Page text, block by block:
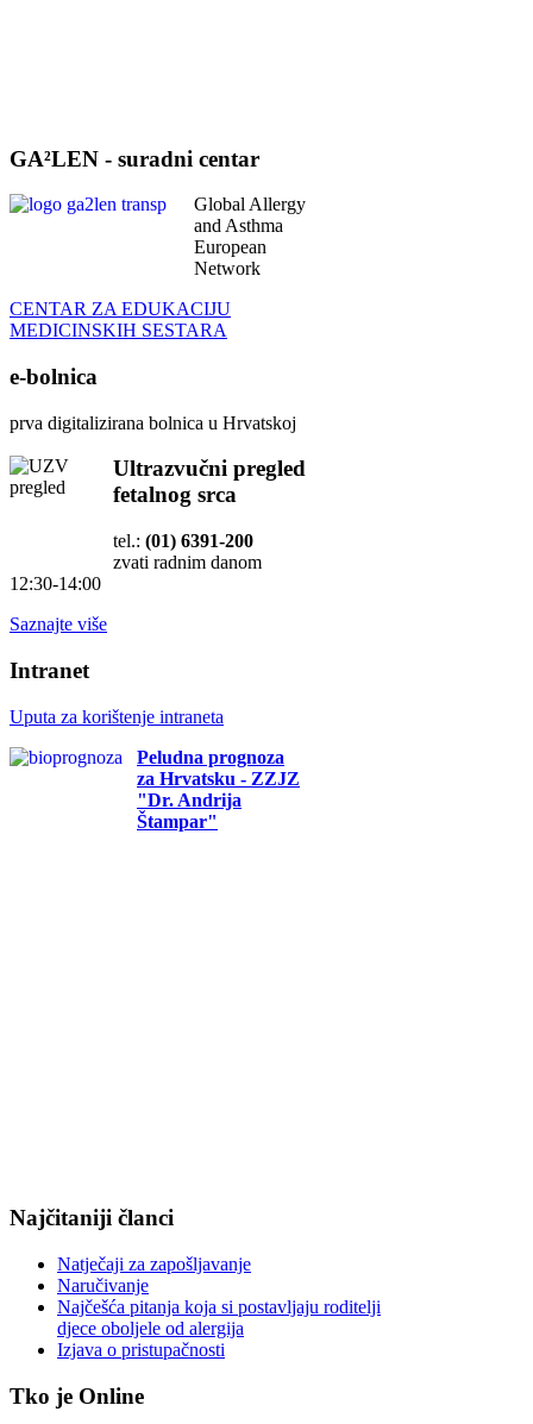
GA²LEN - suradni centar
Global Allergy
and Asthma
European
Network
CENTAR ZA EDUKACIJU
MEDICINSKIH SESTARA
e-bolnica
prva digitalizirana bolnica u Hrvatskoj
Ultrazvučni pregled
fetalnog srca
tel.: (01) 6391-200
zvati radnim danom
12:30-14:00
Saznajte više
Intranet
Uputa za korištenje intraneta
Peludna prognoza
za Hrvatsku - ZZJZ
"Dr. Andrija
Štampar"
Najčitaniji članci
Natječaji za zapošljavanje
Naručivanje
Najčešća pitanja koja si postavljaju roditelji
djece oboljele od alergija
Izjava o pristupačnosti
Tko je Online